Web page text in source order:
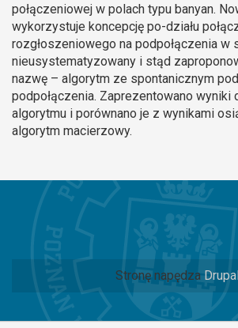
połączeniowej w polach typu banyan.
wykorzystuje koncepcję po-działu
rozgłoszeniowego na podpołączenia w
nieusystematyzowany i stąd
nazwę – algorytm ze spontanicznym
podpołączenia. Zaprezentowano wyniki
algorytmu i porównano je z wynikami
algorytm macierzowy.
Stronę napędza